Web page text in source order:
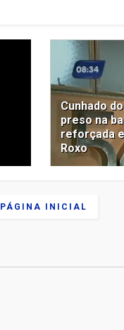
Cunhado
preso na
reforçada
Roxo
PÁGINA INICIAL